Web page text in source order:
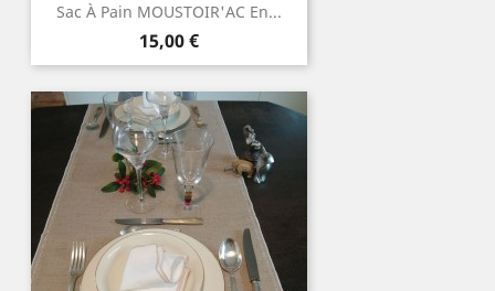
Sac À Pain MOUSTOIR'AC En...
Prix
15,00 €